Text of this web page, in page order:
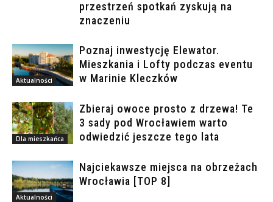
przestrzeń spotkań zyskują na
znaczeniu
Aktualności
Poznaj inwestycję Elewator.
Mieszkania i Lofty podczas eventu
w Marinie Kleczków
Dla mieszkańca
Zbieraj owoce prosto z drzewa! Te
3 sady pod Wrocławiem warto
odwiedzić jeszcze tego lata
Aktualności
Najciekawsze miejsca na obrzeżach
Wrocławia [TOP 8]